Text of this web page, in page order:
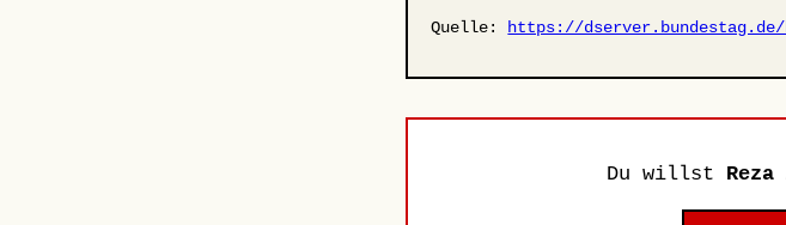
Quelle: https://
Du willst